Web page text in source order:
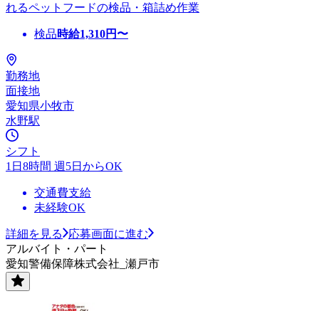
れるペットフードの検品・箱詰め作業
検品時給1,310円〜
勤務地
面接地
愛知県小牧市
水野駅
シフト
1日8時間 週5日からOK
交通費支給
未経験OK
詳細を見る
応募画面に進む
アルバイト・パート
愛知警備保障株式会社_瀬戸市